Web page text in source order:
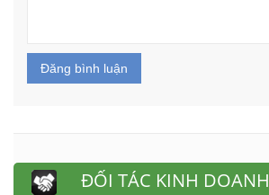
Đăng bình luận
ĐỐI TÁC KINH DOANH